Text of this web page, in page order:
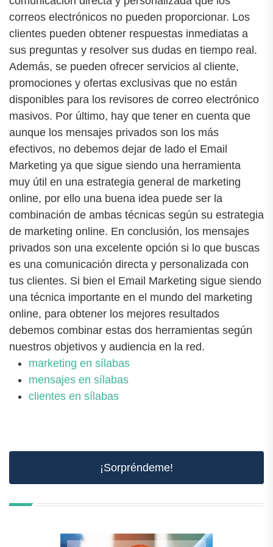
correos electrónicos no pueden proporcionar. Los
clientes pueden obtener respuestas inmediatas a
sus preguntas y resolver sus dudas en tiempo real.
Además, se pueden ofrecer servicios al cliente,
promociones y ofertas exclusivas que no están
disponibles para los revisores de correo electrónico
masivos. Por último, hay que tener en cuenta que
aunque los mensajes privados son los más
efectivos, no debemos dejar de lado el Email
Marketing ya que sigue siendo una herramienta
muy útil en una estrategia general de marketing
online, por ello una buena idea puede ser la
combinación de ambas técnicas según su estrategia
de marketing online. En conclusión, los mensajes
privados son una excelente opción si lo que buscas
es una comunicación directa y personalizada con
tus clientes. Si bien el Email Marketing sigue siendo
una técnica importante en el mundo del marketing
online, para obtener los mejores resultados
debemos combinar estas dos herramientas según
nuestros objetivos y audiencia en la red.
marketing en sílabas
mensajes en sílabas
clientes en sílabas
¡Sorpréndeme!